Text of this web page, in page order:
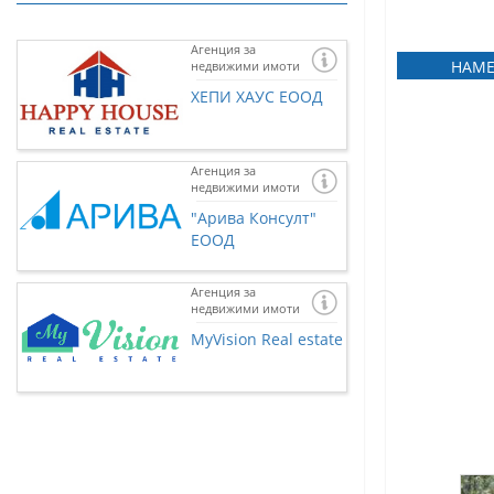
Агенция за
недвижими имоти
ХЕПИ ХАУС ЕООД
Агенция за
недвижими имоти
"Арива Консулт"
ЕООД
Агенция за
недвижими имоти
MyVision Real estate